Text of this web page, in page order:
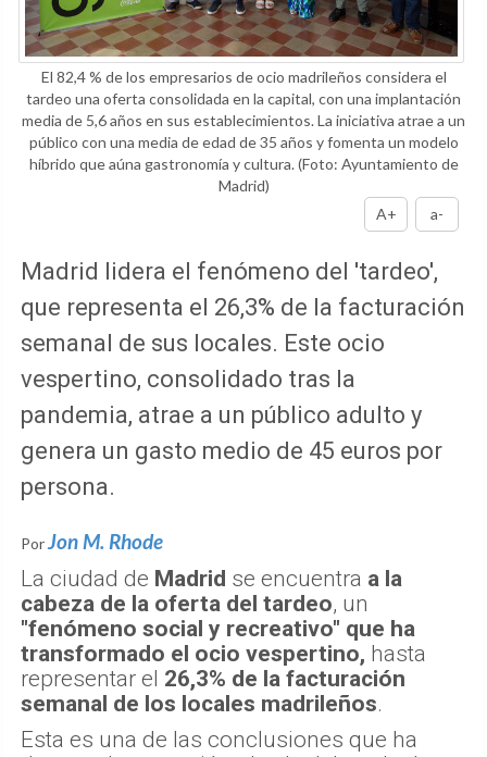
El 82,4 % de los empresarios de ocio madrileños considera el
tardeo una oferta consolidada en la capital, con una implantación
media de 5,6 años en sus establecimientos. La iniciativa atrae a un
público con una media de edad de 35 años y fomenta un modelo
híbrido que aúna gastronomía y cultura.(Foto: Ayuntamiento de
Madrid)
A+
a-
Madrid lidera el fenómeno del 'tardeo',
que representa el 26,3% de la facturación
semanal de sus locales. Este ocio
vespertino, consolidado tras la
pandemia, atrae a un público adulto y
genera un gasto medio de 45 euros por
persona.
PorJon M. Rhode
La ciudad de Madrid se encuentra a la
cabeza de la oferta del tardeo, un
"fenómeno social y recreativo" que ha
transformado el ocio vespertino, hasta
representar el 26,3% de la facturación
semanal de los locales madrileños.
Esta es una de las conclusiones que ha